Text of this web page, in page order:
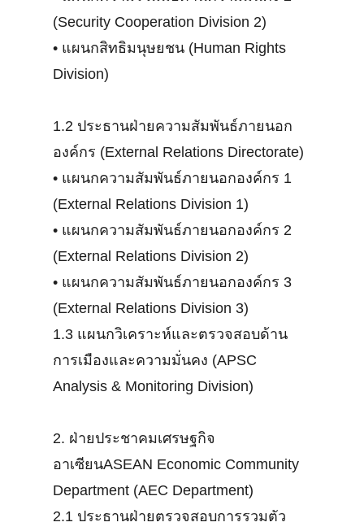
(Security Cooperation Division 2)
• แผนกสิทธิมนุษยชน (Human Rights
Division)
1.2 ประธานฝ่ายความสัมพันธ์ภายนอก
องค์กร (External Relations Directorate)
• แผนกความสัมพันธ์ภายนอกองค์กร 1
(External Relations Division 1)
• แผนกความสัมพันธ์ภายนอกองค์กร 2
(External Relations Division 2)
• แผนกความสัมพันธ์ภายนอกองค์กร 3
(External Relations Division 3)
1.3 แผนกวิเคราะห์และตรวจสอบด้าน
การเมืองและความมั่นคง (APSC
Analysis & Monitoring Division)
2. ฝ่ายประชาคมเศรษฐกิจ
อาเซียนASEAN Economic Community
Department (AEC Department)
2.1 ประธานฝ่ายตรวจสอบการรวมตัว